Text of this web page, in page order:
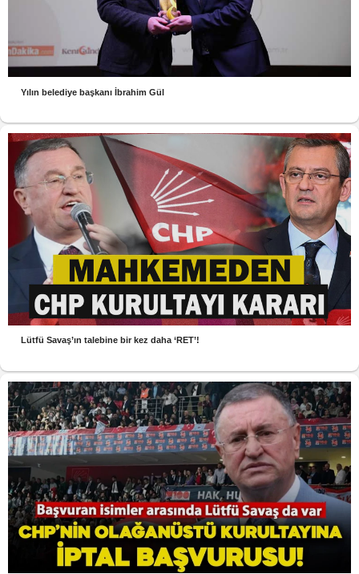
Yılın belediye başkanı İbrahim Gül
Lütfü Savaş’ın talebine bir kez daha ‘RET’!